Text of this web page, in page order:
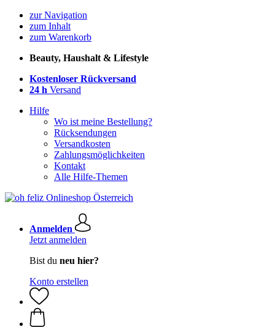
zur Navigation
zum Inhalt
zum Warenkorb
Beauty, Haushalt & Lifestyle
Kostenloser Rückversand
24 h Versand
Hilfe
Wo ist meine Bestellung?
Rücksendungen
Versandkosten
Zahlungsmöglichkeiten
Kontakt
Alle Hilfe-Themen
Anmelden
Jetzt anmelden
Bist du neu hier?
Konto erstellen